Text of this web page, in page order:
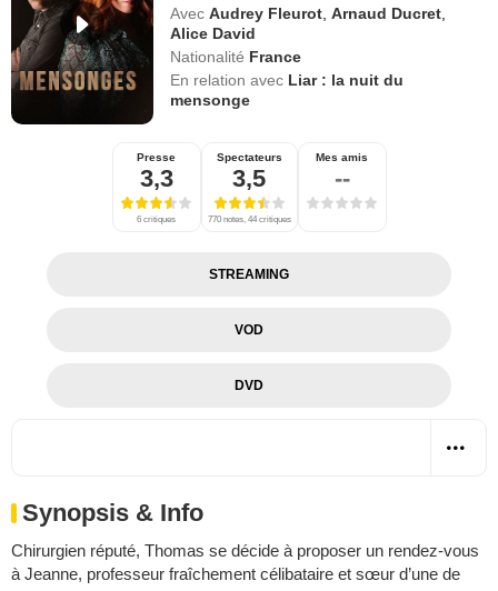
Avec Audrey Fleurot ,Arnaud Ducret
Alice David
Nationalité France
En relation avec Liar : la nuit du
mensonge
Presse
3,3
6 critiques
Spectateurs
3,5
770 notes, 44 critiques
Mes amis
--
STREAMING
VOD
DVD
Synopsis & Info
Chirurgien réputé, Thomas se décide à proposer un rendez-vous
à Jeanne, professeur fraîchement célibataire et sœur d’une de